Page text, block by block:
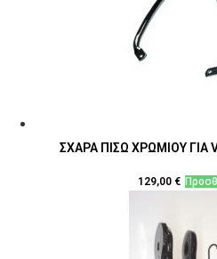
ΣΧΑΡΑ ΠΙΣΩ ΧΡΩΜΙΟΥ ΓΙΑ
129,00 €